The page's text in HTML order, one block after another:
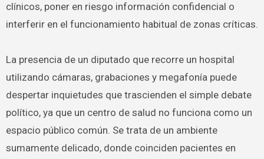
clínicos, poner en riesgo información confidencial o
interferir en el funcionamiento habitual de zonas críticas.
La presencia de un diputado que recorre un hospital
utilizando cámaras, grabaciones y megafonía puede
despertar inquietudes que trascienden el simple debate
político, ya que un centro de salud no funciona como un
espacio público común. Se trata de un ambiente
sumamente delicado, donde coinciden pacientes en